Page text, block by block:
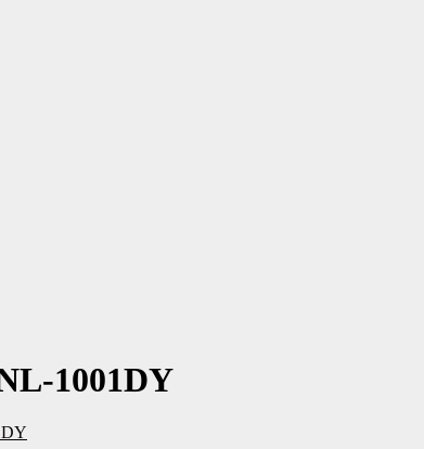
1001DY